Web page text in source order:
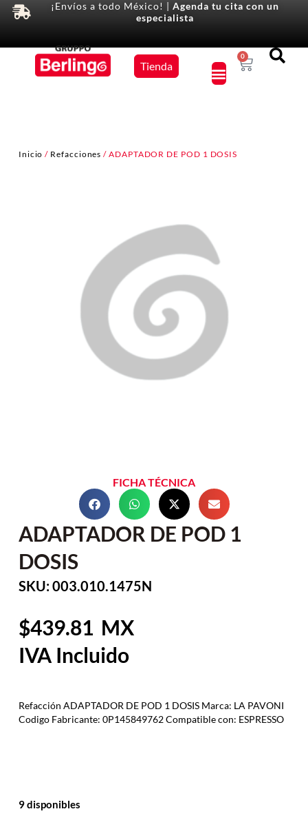
¡Envíos a todo México! | Agenda tu cita con un
especialista
Tienda
0
Inicio / Refacciones / ADAPTADOR DE POD 1 DOSIS
FICHA TÉCNICA
ADAPTADOR DE POD 1
DOSIS
SKU: 003.010.1475N
439.81
Refacción ADAPTADOR DE POD 1 DOSIS Marca: LA PAVONI
Codigo Fabricante: 0P145849762 Compatible con: ESPRESSO
9 disponibles